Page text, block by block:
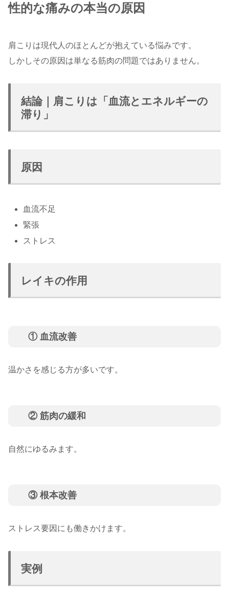
性的な痛みの本当の原因
肩こりは現代人のほとんどが抱えている悩みです。
しかしその原因は単なる筋肉の問題ではありません。
結論｜肩こりは「血流とエネルギーの
滞り」
原因
血流不足
緊張
ストレス
レイキの作用
① 血流改善
温かさを感じる方が多いです。
② 筋肉の緩和
自然にゆるみます。
③ 根本改善
ストレス要因にも働きかけます。
実例